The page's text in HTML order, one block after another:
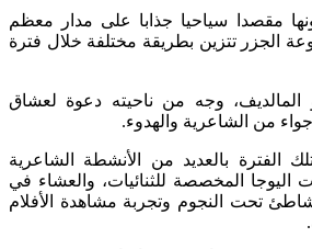
مقصدا سياحيا جذابا على مدار معظم
الجزر تتزين بطريقة مختلفة خلال فترة
المالديف، وجه من ناحيته دعوة لعشاق
من الشاعرية والهدوء.
الفترة بالعديد من الأنشطة الشاعرية
اليوجا المخصصة للثنائيات، والعشاء في
تحت النجوم وتجربة مشاهدة الأفلام